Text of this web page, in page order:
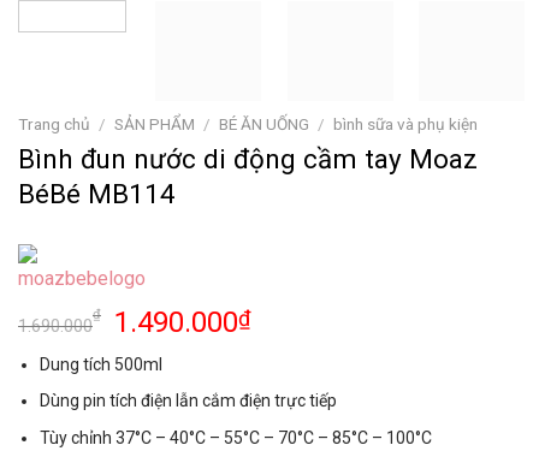
Trang chủ / SẢN PHẨM / BÉ ĂN UỐNG / bình sữa và phụ kiện
Bình đun nước di động cầm tay Moaz
BéBé MB114
1.690.000
₫ 1.490.000₫
Dung tích 500ml
Dùng pin tích điện lẫn cắm điện trực tiếp
Tùy chỉnh 37°C – 40°C – 55°C – 70°C – 85°C – 100°C